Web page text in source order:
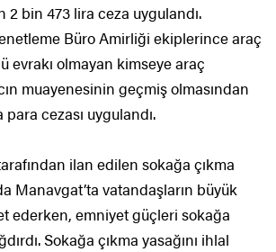
bin 473 lira ceza uygulandı.
Büro Amirliği ekiplerince araç
evrakı olmayan kimseye araç
muayenesinin geçmiş olmasından
cezası uygulandı.
ilan edilen sokağa çıkma
Manavgat’ta vatandaşların büyük
ederken, emniyet güçleri sokağa
Sokağa çıkma yasağını ihlal